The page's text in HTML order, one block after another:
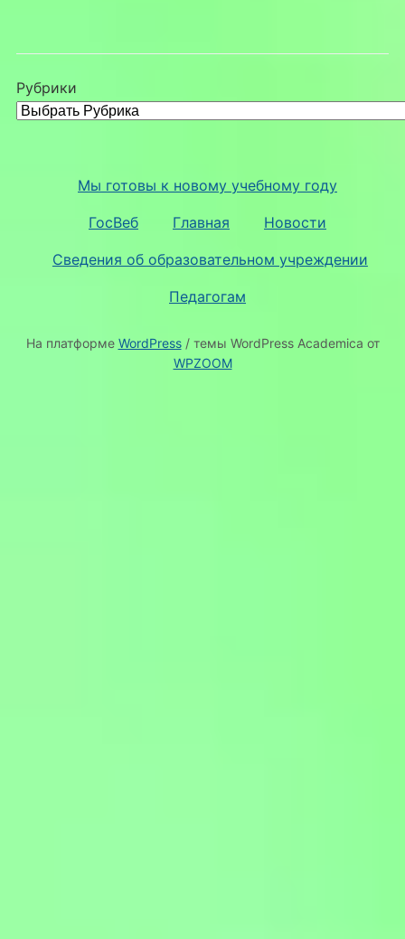
Рубрики
Мы готовы к новому учебному году
ГосВеб Главная Новости
Сведения об образовательном учреждении
Педагогам
На платформе WordPress/ темы WordPress Academica от
WPZOOM